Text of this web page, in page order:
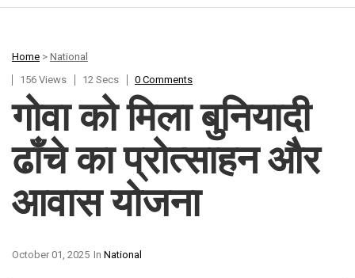
Home > National
156 Views
12 Secs 0 Comments
गोवा को मिला बुनियादी
ढाँचे का प्रोत्साहन और
आवास योजना
In National
October 01, 2025